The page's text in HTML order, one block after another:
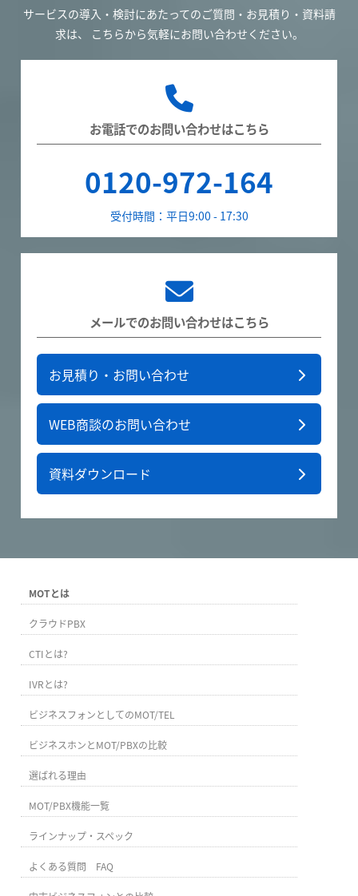
サービスの導入・検討にあたってのご質問・お見積り・資料請
求は、
こちらから気軽にお問い合わせください。
お電話でのお問い合わせはこちら
0120-972-164
受付時間：平日9:00 - 17:30
メールでのお問い合わせはこちら
お見積り・お問い合わせ
WEB商談のお問い合わせ
資料ダウンロード
MOTとは
クラウドPBX
CTIとは?
IVRとは?
ビジネスフォンとしてのMOT/TEL
ビジネスホンとMOT/PBXの比較
選ばれる理由
MOT/PBX機能一覧
ラインナップ・スペック
よくある質問 FAQ